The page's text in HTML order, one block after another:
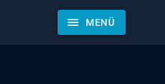
menu MENÜ